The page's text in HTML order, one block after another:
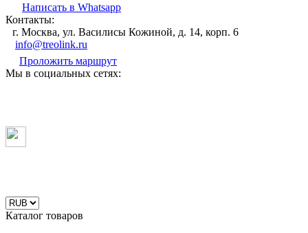
Написать в Whatsapp
Контакты:
г. Москва, ул. Василисы Кожиной, д. 14, корп. 6
info@treolink.ru
Проложить маршрут
Мы в социальных сетях:
Каталог товаров